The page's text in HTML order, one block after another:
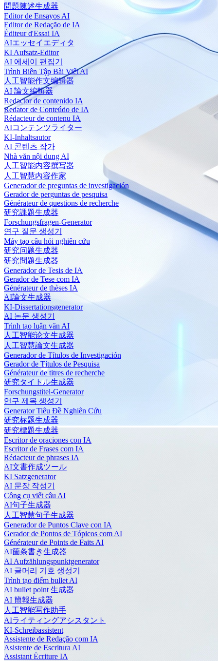
問題陳述生成器
Editor de Ensayos AI
Editor de Redação de IA
Éditeur d'Essai IA
AIエッセイエディタ
KI Aufsatz-Editor
AI 에세이 편집기
Trình Biên Tập Bài Viết AI
人工智能作文编辑器
AI 論文編輯器
Redactor de contenido IA
Redator de Conteúdo de IA
Rédacteur de contenu IA
AIコンテンツライター
KI-Inhaltsautor
AI 콘텐츠 작가
Nhà văn nội dung AI
人工智能内容撰写器
人工智慧內容作家
Generador de preguntas de investigación
Gerador de perguntas de pesquisa
Générateur de questions de recherche
研究課題生成器
Forschungsfragen-Generator
연구 질문 생성기
Máy tạo câu hỏi nghiên cứu
研究问题生成器
研究問題生成器
Generador de Tesis de IA
Gerador de Tese com IA
Générateur de thèses IA
AI論文生成器
KI-Dissertationsgenerator
AI 논문 생성기
Trình tạo luận văn AI
人工智能论文生成器
人工智慧論文生成器
Generador de Títulos de Investigación
Gerador de Títulos de Pesquisa
Générateur de titres de recherche
研究タイトル生成器
Forschungstitel-Generator
연구 제목 생성기
Generator Tiêu Đề Nghiên Cứu
研究标题生成器
研究標題生成器
Escritor de oraciones con IA
Escritor de Frases com IA
Rédacteur de phrases IA
AI文書作成ツール
KI Satzgenerator
AI 문장 작성기
Công cụ viết câu AI
AI句子生成器
人工智慧句子生成器
Generador de Puntos Clave con IA
Gerador de Pontos de Tópicos com AI
Générateur de Points de Faits AI
AI箇条書き生成器
AI Aufzählungspunktgenerator
AI 글머리 기호 생성기
Trình tạo điểm bullet AI
AI bullet point 生成器
AI 簡報生成器
人工智能写作助手
AIライティングアシスタント
KI-Schreibassistent
Assistente de Redação com IA
Asistente de Escritura AI
Assistant Écriture IA